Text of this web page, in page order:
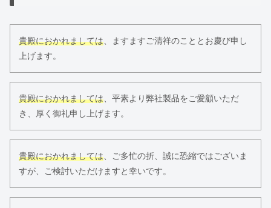
貴殿におかれましては 、ますますご清祥のこととお慶び申し
上げます。
貴殿におかれましては 、平素より弊社製品をご愛顧いただ
き、厚く御礼申し上げます。
貴殿におかれましては 、ご多忙の折、誠に恐縮ではございま
すが、ご検討いただけますと幸いです。